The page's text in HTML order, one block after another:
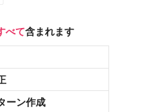
べて含まれます
ーン作成